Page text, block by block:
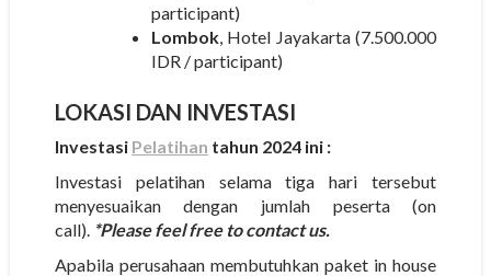
participant)
Lombok, Hotel Jayakarta (7.500.000
IDR / participant)
LOKASI DAN INVESTASI
Investasi Pelatihan tahun 2024 ini :
Investasi pelatihan selama tiga hari tersebut
menyesuaikan dengan jumlah peserta (on
call). *Please feel free to contact us.
Apabila perusahaan membutuhkan paket in house